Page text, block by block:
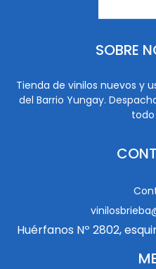
SOBRE
Tienda de vinilos nuevos y
del Barrio Yungay.
todo
Huérfanos Nº 2802,